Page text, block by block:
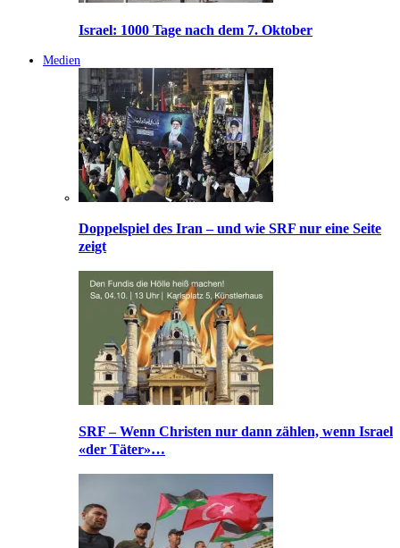
Israel: 1000 Tage nach dem 7. Oktober
Medien
Doppelspiel des Iran – und wie SRF nur eine Seite
zeigt
SRF – Wenn Christen nur dann zählen, wenn Israel
«der Täter»…